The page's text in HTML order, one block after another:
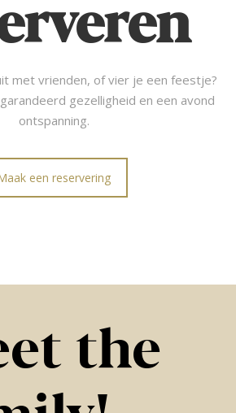
met vrienden, of vier je een feestje?
gezelligheid en een avond
ontspanning.
een reservering
the